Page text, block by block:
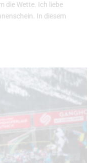
die Wette. Ich liebe
In diesem